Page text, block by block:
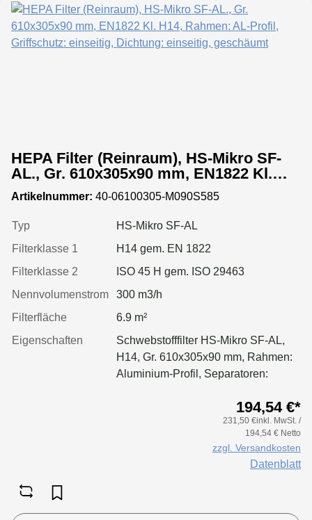
HEPA Filter (Reinraum), HS-Mikro SF-
AL., Gr. 610x305x90 mm, EN1822 Kl.
H14, Rahmen: AL-Profil, Griffschutz:
einseitig, Dichtung: einseitig,
geschäumt
Artikelnummer: 40-06100305-M090S585
Typ
HS-Mikro SF-AL
Filterklasse 1
H14 gem. EN 1822
Filterklasse 2
ISO 45 H gem. ISO 29463
Nennvolumenstrom
300 m3/h
Filterfläche
6.9 m²
Eigenschaften
Schwebstofffilter HS-Mikro SF-AL,
H14, Gr. 610x305x90 mm, Rahmen:
Aluminium-Profil, Separatoren:
Griffschutz: pulverbeschichtet194,54 €*
231,50 €inkl. MwSt. /
194,54 € Netto
zzgl. Versandkosten
Datenblatt